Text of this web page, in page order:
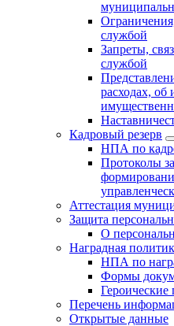
службой
Запреты,
службой
расходах, об
Кадровый резерв
НПА по
Протоколы
Аттестация
Защита
О
Наградная
НПА по
Формы
Героические
Перечень
Открытые данные